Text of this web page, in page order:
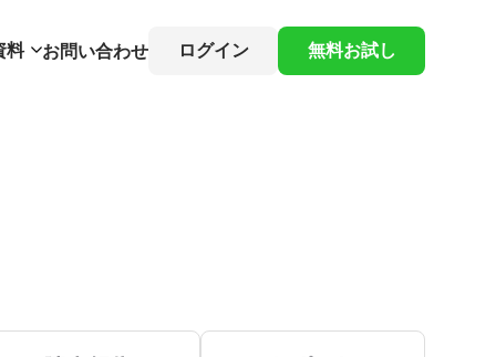
料 お問い合わせ ログイン 無料お試し